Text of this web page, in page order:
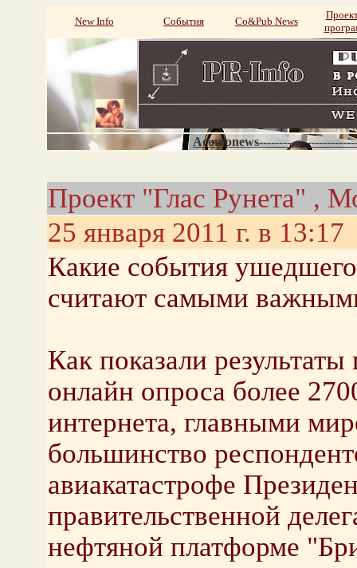
New Info События Со&Pub News
Проект "Глас Рунета" ,
25 января 2011 г. в 13:17
Какие события ушедшего
считают самыми
Как показали
онлайн опроса более
интернета, главными
большинство
авиакатастрофе
правительственной
нефтяной платформе